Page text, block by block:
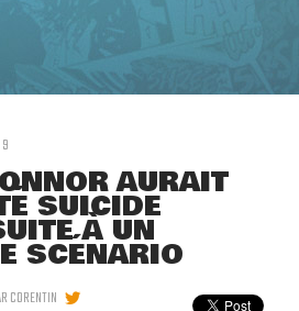
9
AURAIT
SUICIDE
À UN
SCÉNARIO
CORENTIN